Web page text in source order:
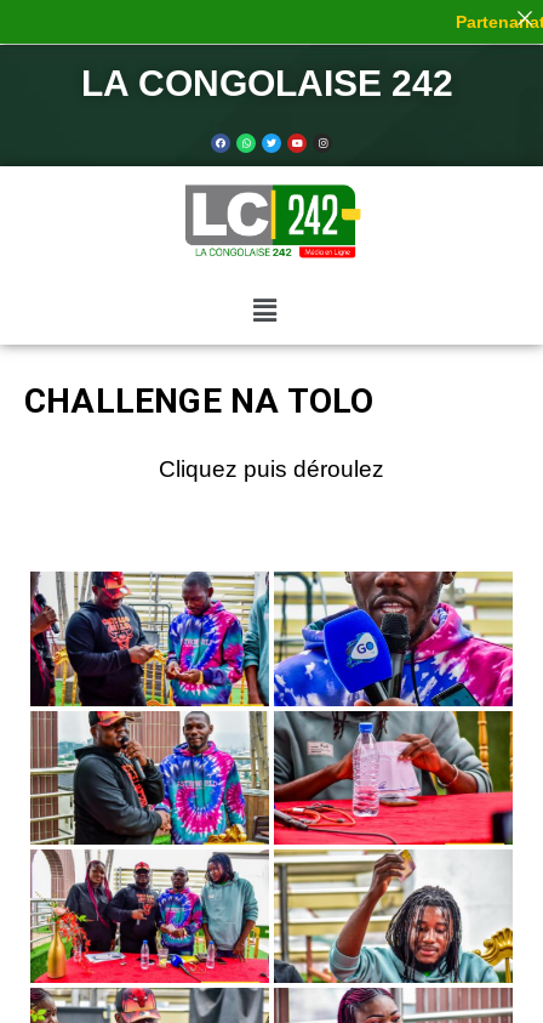
LA CONGOLAISE 242
CHALLENGE NA TOLO
Cliquez puis déroulez
Partenariat